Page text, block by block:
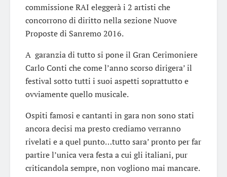
commissione RAI eleggerà i 2 artisti che
concorrono di diritto nella sezione Nuove
Proposte di Sanremo 2016.
A garanzia di tutto si pone il Gran Cerimoniere
Carlo Conti che come l’anno scorso dirigera’ il
festival sotto tutti i suoi aspetti soprattutto e
ovviamente quello musicale.
Ospiti famosi e cantanti in gara non sono stati
ancora decisi ma presto crediamo verranno
rivelati e a quel punto…tutto sara’ pronto per far
partire l’unica vera festa a cui gli italiani, pur
criticandola sempre, non vogliono mai mancare.